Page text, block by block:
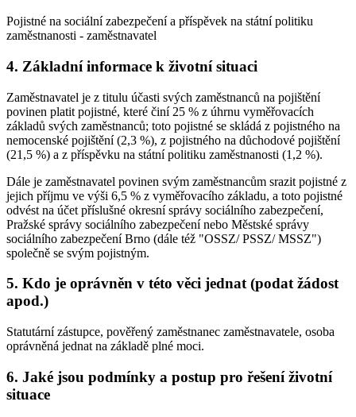
Pojistné na sociální zabezpečení a příspěvek na státní politiku
zaměstnanosti - zaměstnavatel
4. Základní informace k životní situaci
Zaměstnavatel je z titulu účasti svých zaměstnanců na pojištění
povinen platit pojistné, které činí 25 % z úhrnu vyměřovacích
základů svých zaměstnanců; toto pojistné se skládá z pojistného na
nemocenské pojištění (2,3 %), z pojistného na důchodové pojištění
(21,5 %) a z příspěvku na státní politiku zaměstnanosti (1,2 %).
Dále je zaměstnavatel povinen svým zaměstnancům srazit pojistné z
jejich příjmu ve výši 6,5 % z vyměřovacího základu, a toto pojistné
odvést na účet příslušné okresní správy sociálního zabezpečení,
Pražské správy sociálního zabezpečení nebo Městské správy
sociálního zabezpečení Brno (dále též "OSSZ/ PSSZ/ MSSZ")
společně se svým pojistným.
5. Kdo je oprávněn v této věci jednat (podat žádost
apod.)
Statutární zástupce, pověřený zaměstnanec zaměstnavatele, osoba
oprávněná jednat na základě plné moci.
6. Jaké jsou podmínky a postup pro řešení životní
situace